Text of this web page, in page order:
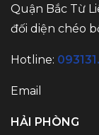
Quận Bắc Từ
đối diện chéo
Hotline:
Email
HẢI PHÒNG